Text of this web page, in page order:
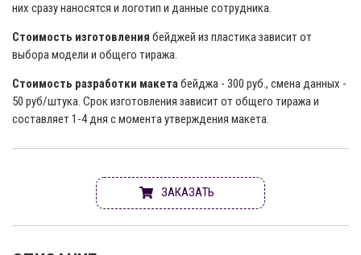
них сразу наносятся и логотип и данные сотрудника.
Стоимость изготовления бейджей из пластика зависит от
выбора модели и общего тиража.
Стоимость разработки макетабейджа - 300 руб., смена данных -
50 руб/штука. Срок изготовления зависит от общего тиража и
составляет 1-4 дня с момента утверждения макета.
ЗАКАЗАТЬ